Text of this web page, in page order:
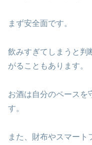
まず安全面です。
飲みすぎてしまうと判
がることもあります。
お酒は自分のペースを
す。
また、財布やスマート